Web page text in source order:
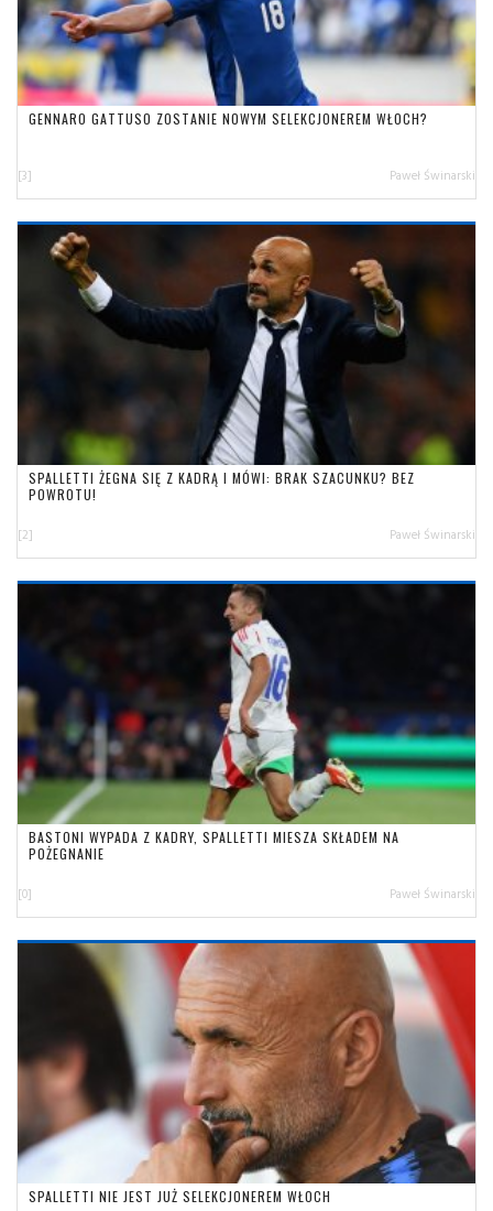
GENNARO GATTUSO ZOSTANIE NOWYM SELEKCJONEREM WŁOCH?
[3] Paweł Świnarski
SPALLETTI ŻEGNA SIĘ Z KADRĄ I MÓWI: BRAK SZACUNKU? BEZ
POWROTU!
[2] Paweł Świnarski
BASTONI WYPADA Z KADRY, SPALLETTI MIESZA SKŁADEM NA
POŻEGNANIE
[0] Paweł Świnarski
SPALLETTI NIE JEST JUŻ SELEKCJONEREM WŁOCH